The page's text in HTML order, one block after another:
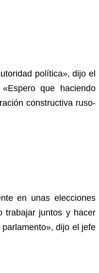
política», dijo el
que haciendo
constructiva ruso-
en unas elecciones
trabajar juntos y hacer
dijo el jefe